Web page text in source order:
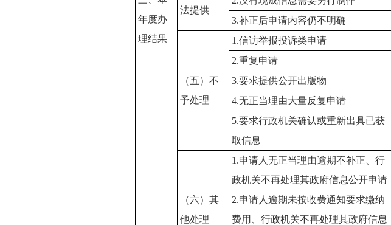
年度办
理结果
法提供
3.补正后申请内容仍不明确
（五）不
予处理
1.信访举报投诉类申请
2.重复申请
3.要求提供公开出版物
4.无正当理由大量反复申请
5.要求行政机关确认或重新出具已获
取信息
（六）其
他处理
1.申请人无正当理由逾期不补正、行
政机关不再处理其政府信息公开申请
2.申请人逾期未按收费通知要求缴纳
费用、行政机关不再处理其政府信息